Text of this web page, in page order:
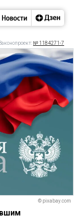
№ 1184271-7
© pixabay.com